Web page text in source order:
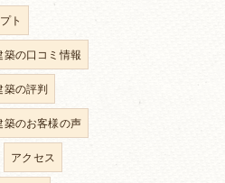
ト
の口コミ情報
築の評判
築のお客様の声
アクセス